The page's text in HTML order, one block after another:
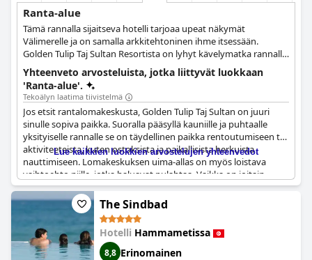
Ranta-alue
Tämä rannalla sijaitseva hotelli tarjoaa upeat näkymät
Välimerelle ja on samalla arkkitehtoninen ihme itsessään.
Golden Tulip Taj Sultan Resortista on lyhyt kävelymatka rannalle,
ja vieraat voivat valita merinäköalahuoneen tai sviitin. Nauti
kaikesta Tunisian tarjonnasta tässä Välimeren helmessä.
Yhteenveto arvosteluista, jotka liittyvät luokkaan
'Ranta-alue'.
Tekoälyn laatima tiivistelmä
Jos etsit rantalomakeskusta, Golden Tulip Taj Sultan on juuri
sinulle sopiva paikka. Suoralla pääsyllä kauniille ja puhtaalle
yksityiselle rannalle se on täydellinen paikka rentoutumiseen tai
aktiviteeteista, kuten ostoksista ja paikallisista herkuista
nauttimiseen. Lomakeskuksen uima-allas on myös loistava
vaihtoehto niille, jotka haluavat pulahtaa. Vaikka on joitain
valituksia siitä, että rannalla on levää iltapäivisin tai että se on
likainen joillakin alueilla, kaiken kaikkiaan vieraat olivat
tyytyväisiä lomakeskuksen erinomaiseen sijaintiin. Jotkut jopa
ylistivät upeaa terassia merinäköalalla tai rannan läheisyyttä
hotelliin. Joten jos unelmoit meren äärellä olemisesta, Golden
Tulip Taj Sultan on tutustumisen arvoinen.
Lue kaikkien luokkien arvostelujen yhteenvedot
The Sindbad
Hotelli Hammametissa
8,8 Erinomainen